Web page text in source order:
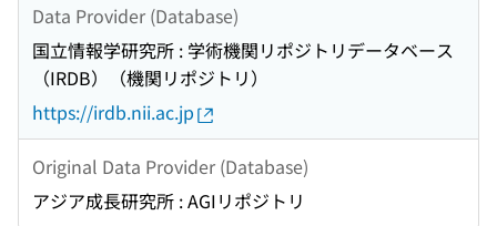
Data Provider (Database)
国立情報学研究所 : 学術機関リポジトリデータベース
（IRDB）（機関リポジトリ）
https://irdb.nii.ac.jp
Original Data Provider (Database)
アジア成長研究所 : AGIリポジトリ